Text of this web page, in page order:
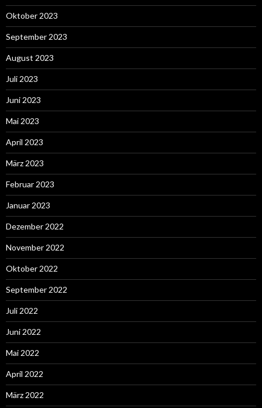
Oktober 2023
September 2023
August 2023
Juli 2023
Juni 2023
Mai 2023
April 2023
März 2023
Februar 2023
Januar 2023
Dezember 2022
November 2022
Oktober 2022
September 2022
Juli 2022
Juni 2022
Mai 2022
April 2022
März 2022